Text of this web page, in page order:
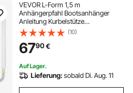
VEVOR L-Form 1,5 m
Anhängerpfahl Bootsanhänger
Anleitung Kurbelstütze
Bootsführung, 30 cm Einstellbare
Breite Boat Trailer Guide-on,
Ersatzteile und Zubehör für Skiboot
Fischerboot Segelbootanhänger
(10)
6790€
Auf Lager.
Lieferung:sobald Di. Aug. 11